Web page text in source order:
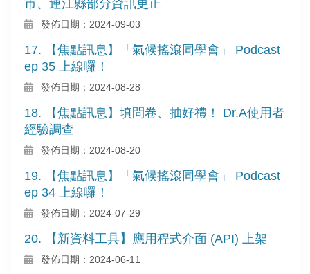
市、連江縣部分資訊更正
發佈日期：2024-09-03
17. 【焦點訊息】「氣候搖滾同學會」 Podcast
ep 35 上線囉！
發佈日期：2024-08-28
18. 【焦點訊息】填問卷、抽好禮！ Dr.A使用者
經驗調查
發佈日期：2024-08-20
19. 【焦點訊息】「氣候搖滾同學會」 Podcast
ep 34 上線囉！
發佈日期：2024-07-29
20. 【新資料工具】應用程式介面 (API) 上架
發佈日期：2024-06-11